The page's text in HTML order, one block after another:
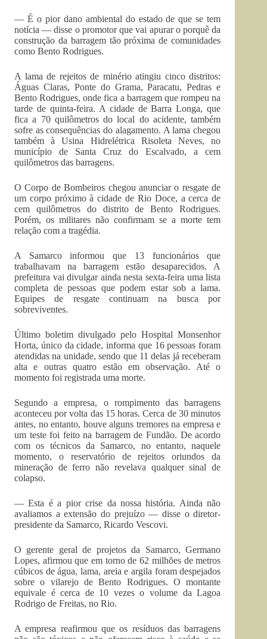
— É o pior dano ambiental do estado de que se tem
notícia — disse o promotor que vai apurar o porquê da
construção da barragem tão próxima de comunidades
como Bento Rodrigues.
A lama de rejeitos de minério atingiu cinco distritos:
Águas Claras, Ponte do Grama, Paracatu, Pedras e
Bento Rodrigues, onde fica a barragem que rompeu na
tarde de quinta-feira. A cidade de Barra Longa, que
fica a 70 quilômetros do local do acidente, também
sofre as consequências do alagamento. A lama chegou
também à Usina Hidrelétrica Risoleta Neves, no
município de Santa Cruz do Escalvado, a cem
quilômetros das barragens.
O Corpo de Bombeiros chegou anunciar o resgate de
um corpo próximo à cidade de Rio Doce, a cerca de
cem quilômetros do distrito de Bento Rodrigues.
Porém, os militares não confirmam se a morte tem
relação com a tragédia.
A Samarco informou que 13 funcionários que
trabalhavam na barragem estão desaparecidos. A
prefeitura vai divulgar ainda nesta sexta-feira uma lista
completa de pessoas que podem estar sob a lama.
Equipes de resgate continuam na busca por
sobreviventes.
Último boletim divulgado pelo Hospital Monsenhor
Horta, único da cidade, informa que 16 pessoas foram
atendidas na unidade, sendo que 11 delas já receberam
alta e outras quatro estão em observação. Até o
momento foi registrada uma morte.
Segundo a empresa, o rompimento das barragens
aconteceu por volta das 15 horas. Cerca de 30 minutos
antes, no entanto, houve alguns tremores na empresa e
um teste foi feito na barragem de Fundão. De acordo
com os técnicos da Samarco, no entanto, naquele
momento, o reservatório de rejeitos oriundos da
mineração de ferro não revelava qualquer sinal de
colapso.
— Esta é a pior crise da nossa história. Ainda não
avaliamos a extensão do prejuízo — disse o diretor-
presidente da Samarco, Ricardo Vescovi.
O gerente geral de projetos da Samarco, Germano
Lopes, afirmou que em torno de 62 milhões de metros
cúbicos de água, lama, areia e argila foram despejados
sobre o vilarejo de Bento Rodrigues. O montante
equivale é cerca de 10 vezes o volume da Lagoa
Rodrigo de Freitas, no Rio.
A empresa reafirmou que os resíduos das barragens